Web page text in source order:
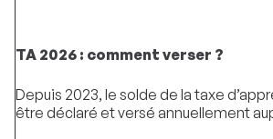
TA 2026 : comment verser ?
Depuis 2023, le solde de la taxe
être déclaré et versé annuellement